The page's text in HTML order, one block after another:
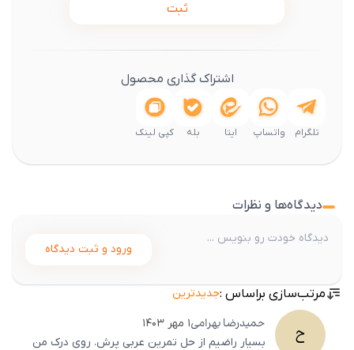
ثبت
اشتراک گذاری محصول
تلگرام واتساپ ایتا بله کپی لینک
دیدگاه‌ها و نظرات
ورود و ثبت دیدگاه
مرتب‌سازی براساس :جدیدترین
ح حمیدرضابهرامی۱ مهر ۱۴۰۳
بسیار راضیم از حل تمرین عربی پرش. روی درک من